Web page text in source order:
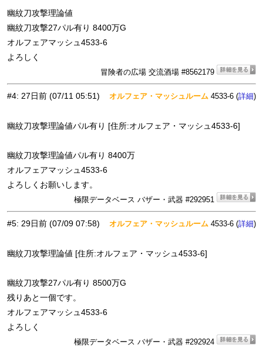
幽紋刀攻撃理論値
幽紋刀攻撃27パル有り 8400万G
オルフェアマッシュ4533-6
よろしく
冒険者の広場 交流酒場 #8562179
#4: 27日前 (07/11 05:51) オルフェア・マッシュルーム 4533-6 (詳細)
幽紋刀攻撃理論値パル有り [住所:オルフェア・マッシュ4533-6]
幽紋刀攻撃理論値パル有り 8400万
オルフェアマッシュ4533-6
よろしくお願いします。
極限データベース バザー・武器 #292951
#5: 29日前 (07/09 07:58) オルフェア・マッシュルーム 4533-6 (詳細)
幽紋刀攻撃理論値 [住所:オルフェア・マッシュ4533-6]
幽紋刀攻撃27パル有り 8500万G
残りあと一個です。
オルフェアマッシュ4533-6
よろしく
極限データベース バザー・武器 #292924